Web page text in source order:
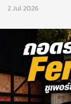
2 Jul 2026